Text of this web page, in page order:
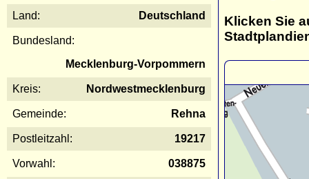
Land: Deutschland
Bundesland:
Mecklenburg-Vorpommern
Kreis: Nordwestmecklenburg
Gemeinde: Rehna
Postleitzahl: 19217
Vorwahl: 038875
Klicken Sie